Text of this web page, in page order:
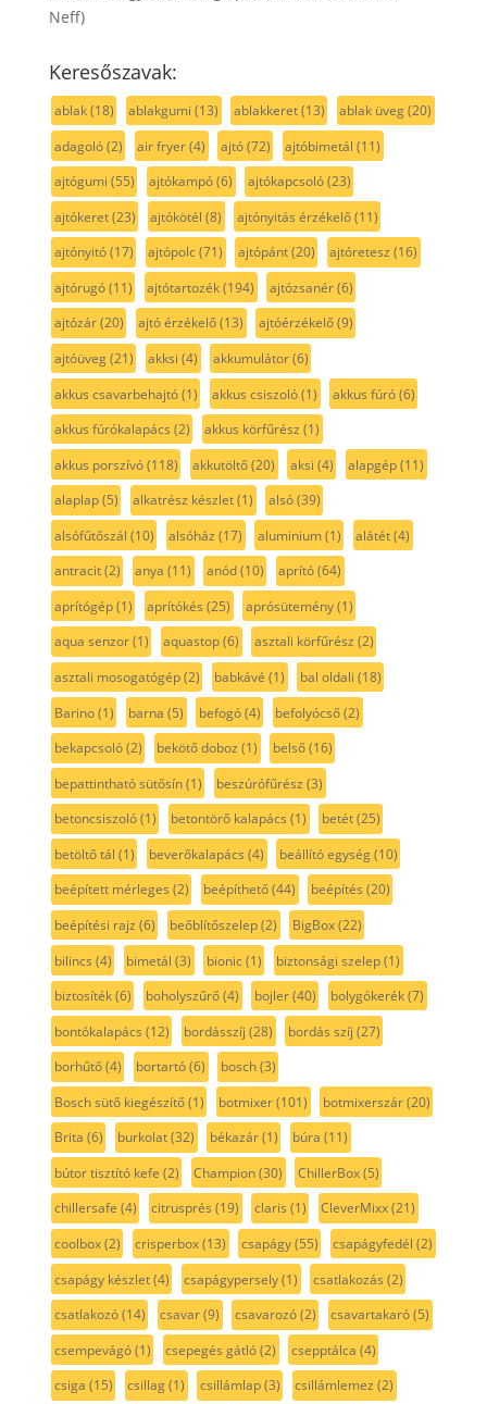
Neff)
Keresőszavak:
ablak(18) ablakgumi (13) ablakkeret(13) ablak üveg(20)
adagoló(2) air fryer(4) ajtó(72) ajtóbimetál (11)
ajtógumi (55) ajtókampó(6) ajtókapcsoló(23)
ajtókeret(23) ajtókötél (8) ajtónyitás érzékelő(11)
ajtónyitó(17) ajtópolc(71) ajtópánt(20) ajtóretesz (16)
ajtórugó(11) ajtótartozék(194) ajtózsanér(6)
ajtózár(20) ajtó érzékelő(13) ajtóérzékelő(9)
ajtóüveg(21) akksi (4) akkumulátor(6)
akkus csavarbehajtó(1) akkus csiszoló(1) akkus fúró(6)
akkus fúrókalapács (2) akkus körfűrész (1)
akkus porszívó(118) akkutöltő(20) aksi (4) alapgép(11)
alaplap(5) alkatrész készlet(1) alsó(39)
alsófűtőszál (10) alsóház (17) aluminium(1) alátét(4)
antracit(2) anya (11) anód(10) aprító(64)
aprítógép(1) aprítókés (25) aprósütemény(1)
aqua senzor(1) aquastop(6) asztali körfűrész (2)
asztali mosogatógép(2) babkávé (1) bal oldali (18)
Barino(1) barna (5) befogó(4) befolyócső(2)
bekapcsoló(2) bekötő doboz (1) belső(16)
bepattintható sütősín(1) beszúrófűrész (3)
betoncsiszoló(1) betontörő kalapács (1) betét(25)
betöltő tál (1) beverőkalapács (4) beállító egység(10)
beépített mérleges (2) beépíthető(44) beépítés (20)
beépítési rajz (6) beőblítőszelep(2) BigBox(22)
bilincs (4) bimetál (3) bionic(1) biztonsági szelep(1)
biztosíték(6) boholyszűrő(4) bojler(40) bolygókerék(7)
bontókalapács (12) bordásszíj (28) bordás szíj (27)
borhűtő(4) bortartó(6) bosch(3)
Bosch sütő kiegészítő(1) botmixer(101) botmixerszár(20)
Brita (6) burkolat(32) békazár(1) búra (11)
bútor tisztító kefe (2) Champion(30) ChillerBox(5)
chillersafe (4) citrusprés (19) claris (1) CleverMixx(21)
coolbox(2) crisperbox(13) csapágy(55) csapágyfedél (2)
csapágy készlet(4) csapágypersely(1) csatlakozás (2)
csatlakozó(14) csavar(9) csavarozó(2) csavartakaró(5)
csempevágó(1) csepegés gátló(2) csepptálca (4)
csiga (15) csillag(1) csillámlap(3) csillámlemez (2)